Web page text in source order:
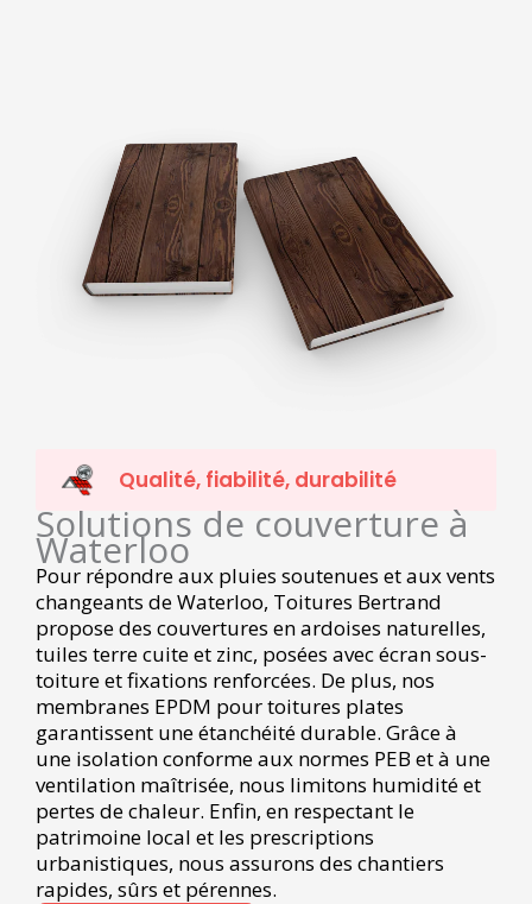
Qualité, fiabilité, durabilité
Solutions de couverture à
Waterloo
Pour répondre aux pluies soutenues et aux vents
changeants de Waterloo, Toitures Bertrand
propose des couvertures en ardoises naturelles,
tuiles terre cuite et zinc, posées avec écran sous-
toiture et fixations renforcées. De plus, nos
membranes EPDM pour toitures plates
garantissent une étanchéité durable. Grâce à
une isolation conforme aux normes PEB et à une
ventilation maîtrisée, nous limitons humidité et
pertes de chaleur. Enfin, en respectant le
patrimoine local et les prescriptions
urbanistiques, nous assurons des chantiers
rapides, sûrs et pérennes.